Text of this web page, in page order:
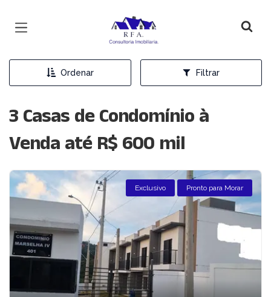
Página inicial
Ordenar Filtrar
3 Casas de Condomínio à
Venda até R$ 600 mil
Exclusivo Pronto para Morar